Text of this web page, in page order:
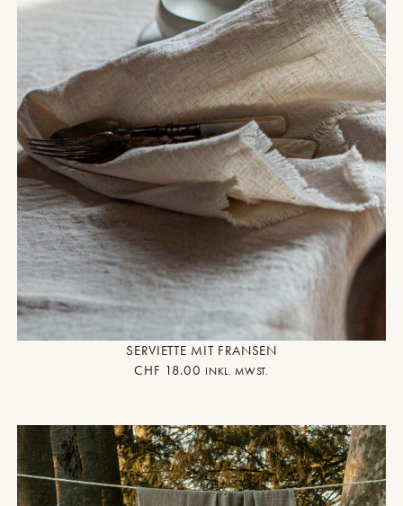
SERVIETTE MIT FRANSEN
CHF 18.00 INKL. MWST.